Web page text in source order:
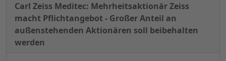
Carl Zeiss Meditec: Mehrheitsaktionär Zeiss
macht Pflichtangebot - Großer Anteil an
außenstehenden Aktionären soll beibehalten
werden